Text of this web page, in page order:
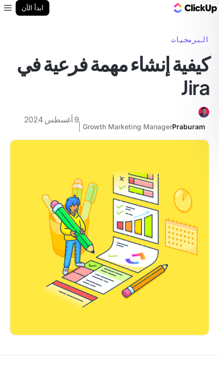
ابدأ الآن
البرمجيات
كيفية إنشاء مهمة فرعية في
Jira
Praburam
Growth Marketing Manager
9 أغسطس 2024